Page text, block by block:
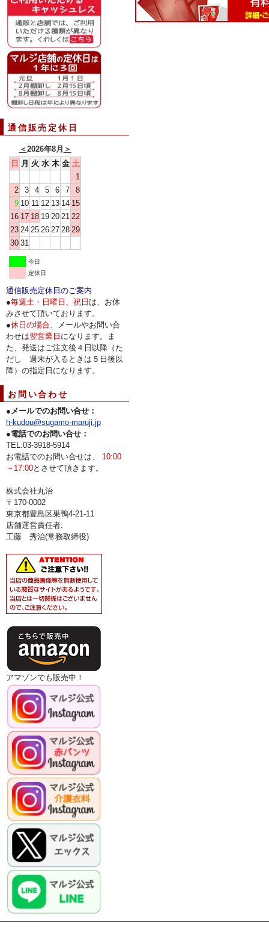
通信販売定休日
＜2026年8月 ＞
日 月 火 水 木 金 土
1
2
3 4 5 6 7
8
9 10 11 12 13 14 15
16 17 18 19 20 21 22
23 24 25 26 27 28 29
30 31
今日
定休日
通信販売定休日のご案内
●毎週土・日曜日、祝日 は、お休
みさせて頂いております。
●休日の場合、メールやお問い合
わせは翌営業日 になります。ま
た、発送はご注文後４日以降（た
だし 週末が入るときは５日後以
降）の指定日になります。
お問い合わせ
●メールでのお問い合せ：
h-kudou@sugamo-maruji.jp
●電話でのお問い合せ：
TEL:03-3918-5914
お電話でのお問い合せは、
10:00
～17:00とさせて頂きます。
株式会社丸治
〒170-0002
東京都豊島区巣鴨4-21-11
店舗運営責任者:
工藤 秀治(常務取締役)
アマゾンでも販売中！